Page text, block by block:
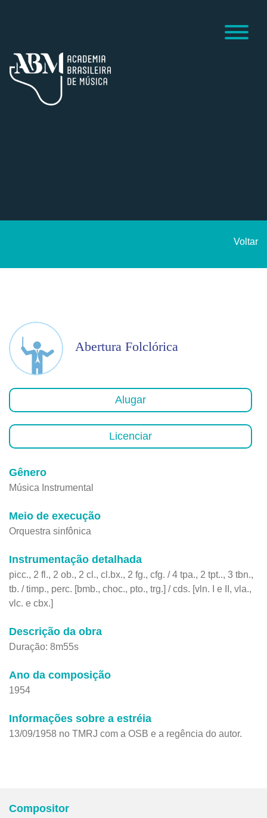
Voltar
Abertura Folclórica
Alugar
Licenciar
Gênero
Música Instrumental
Meio de execução
Orquestra sinfônica
Instrumentação detalhada
picc., 2 fl., 2 ob., 2 cl., cl.bx., 2 fg., cfg. / 4 tpa., 2 tpt.., 3 tbn.,
tb. / timp., perc. [bmb., choc., pto., trg.] / cds. [vln. I e II, vla.,
vlc. e cbx.]
Descrição da obra
Duração: 8m55s
Ano da composição
1954
Informações sobre a estréia
13/09/1958 no TMRJ com a OSB e a regência do autor.
Compositor